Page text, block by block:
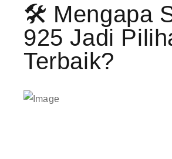
🛠️ Mengapa
925 Jadi
Terbaik?